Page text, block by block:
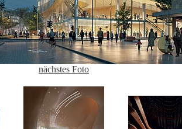
nächstes Foto